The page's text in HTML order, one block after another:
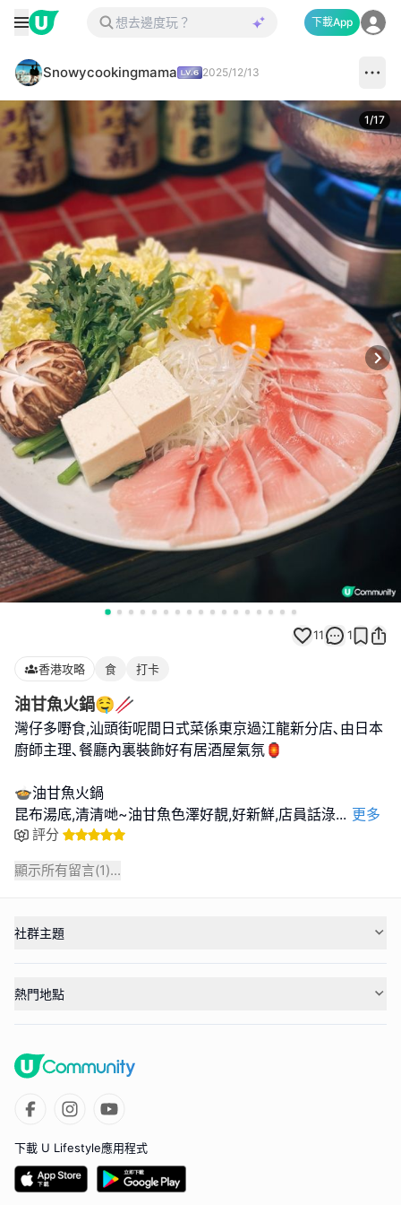
下載App
Snowycookingmama 2025/12/13
1/17
11 1
香港攻略 食 打卡
油甘魚火鍋🤤🥢
灣仔多嘢食,汕頭街呢間日式菜係東京過江龍新分店､由日本
廚師主理､餐廳內裏裝飾好有居酒屋氣氛🏮
🍲油甘魚火鍋
昆布湯底,清清哋~油甘魚色澤好靚,好新鮮,店員話淥... 更多
評分
顯示所有留言(1)...
社群主題
熱門地點
下載 U Lifestyle應用程式